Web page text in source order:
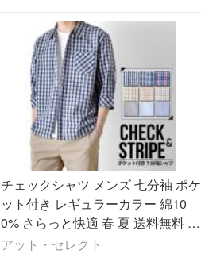
チェックシャツ メンズ 七分袖 ポケ
ット付き レギュラーカラー 綿10
0% さらっと快適 春 夏 送料無料 通
販Y
アット・セレクト